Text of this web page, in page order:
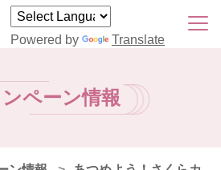
Powered by Translate
ペーン情報